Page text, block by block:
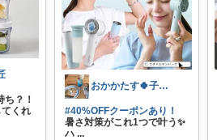
？！
くれ
おかかたす🍀子育て奮闘記💛
#40%OFFクーポンあり！
暑さ対策がこれ1つで叶う✨
ハ ...